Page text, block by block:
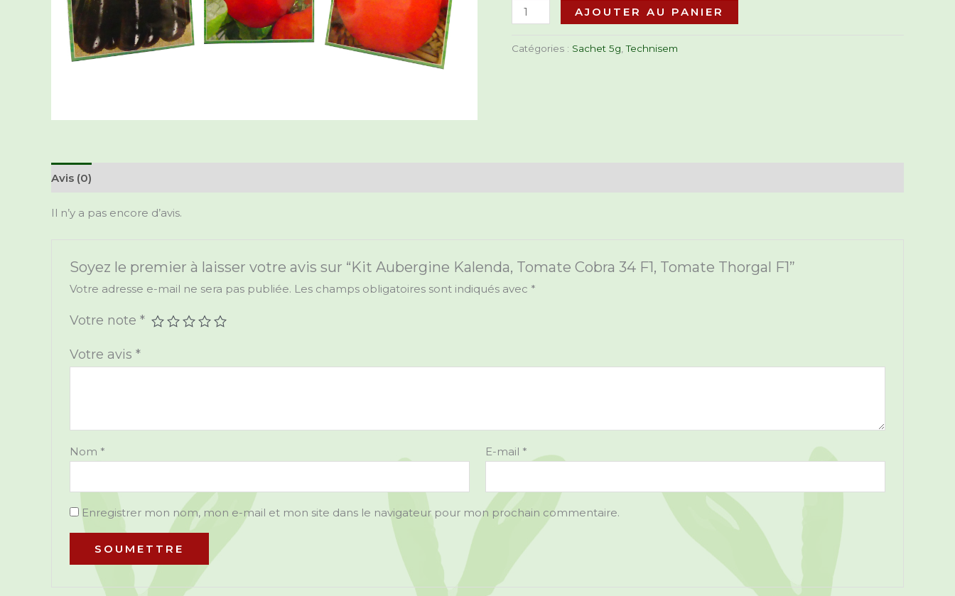
F1
AJOUTER AU PANIER
Catégories : Sachet 5g,Technisem
Avis (0)
Il n’y a pas encore d’avis.
Soyez le premier à laisser votre avis sur “Kit Aubergine Kalenda, Tomate Cobra 34 F1, Tomate Thorgal F1”
Votre adresse e-mail ne sera pas publiée. Les champs obligatoires sont indiqués avec *
Votre note*
Votre avis*
Nom * E-mail *
Enregistrer mon nom, mon e-mail et mon site dans le navigateur pour mon prochain commentaire.